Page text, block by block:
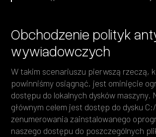
Obchodzenie polityk
wywiadowczych
W takim scenariuszu pierwszą rzeczą,
powinniśmy osiągnąć, jest ominięcie
dostępu do lokalnych dysków maszyny.
głównym celem jest dostęp do dysku
zenumerowania zainstalowanego
naszego dostępu do poszczególnych